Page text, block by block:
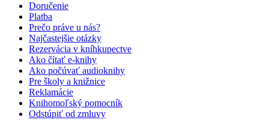
Doručenie
Platba
Prečo práve u nás?
Najčastejšie otázky
Rezervácia v kníhkupectve
Ako čítať e-knihy
Ako počúvať audioknihy
Pre školy a knižnice
Reklamácie
Knihomoľský pomocník
Odstúpiť od zmluvy